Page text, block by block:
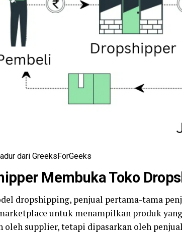
dari GreeksForGeeks
Membuka Toko
dropshipping, penjual pertama-tama
untuk menampilkan produk
oleh supplier, tetapi dipasarkan oleh